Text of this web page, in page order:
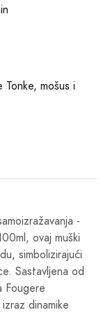
mošus i
-
ovaj muški
simbolizirajući
Sastavljena od
Fougere
dinamike